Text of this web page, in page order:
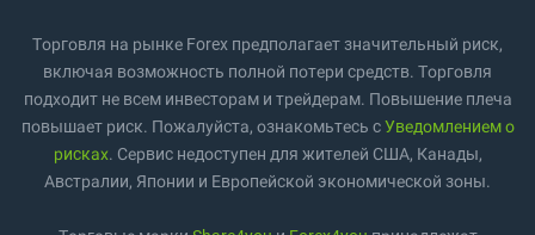
Торговля на рынке Forex предполагает значительный риск,
включая возможность полной потери средств. Торговля
подходит не всем инвесторам и трейдерам. Повышение плеча
повышает риск. Пожалуйста, ознакомьтесь сУведомлением о
рисках. Сервис недоступен для жителей США, Канады,
Австралии, Японии и Европейской экономической зоны.